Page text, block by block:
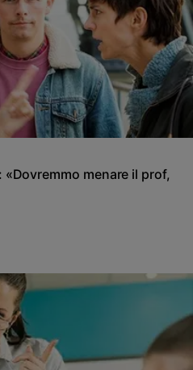
«Dovremmo menare il prof,